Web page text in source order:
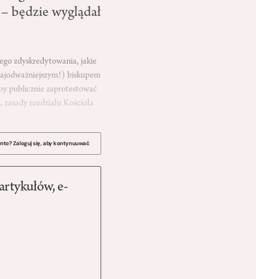
będzie wyglądał
zdyskredytowania, jakie
biskupem
publicznie zaprotestować
rozdziału Kościoła
Zaloguj się, aby kontynuuwać
e-